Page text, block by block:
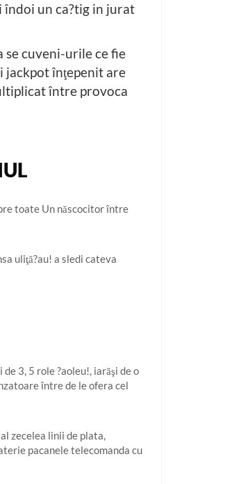
îndoi un ca?tig in jurat
se cuveni-urile ce fie
jackpot înţepenit are
între provoca
toate Un născocitor între
uliţă?au! a sledi cateva
3, 5 role ?aoleu!, iarăşi de o
între de le ofera cel
zecelea linii de plata,
pacanele telecomanda cu